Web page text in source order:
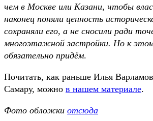
чем в Москве или Казани, чтобы
наконец поняли ценность
сохраняли его, а не сносили ради
многоэтажной застройки. Но к
обязательно придём.
Почитать, как раньше Илья
Самару, можно в нашем материале.
Фото обложки отсюда